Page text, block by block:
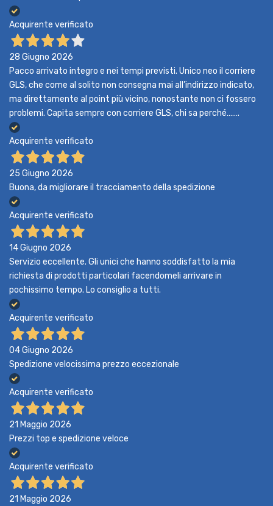
Acquirente verificato
28 Giugno 2026
Pacco arrivato integro e nei tempi previsti. Unico neo il corriere
GLS, che come al solito non consegna mai all’indirizzo indicato,
ma direttamente al point più vicino, nonostante non ci fossero
problemi. Capita sempre con corriere GLS, chi sa perché…….
Acquirente verificato
25 Giugno 2026
Buona, da migliorare il tracciamento della spedizione
Acquirente verificato
14 Giugno 2026
Servizio eccellente. Gli unici che hanno soddisfatto la mia
richiesta di prodotti particolari facendomeli arrivare in
pochissimo tempo. Lo consiglio a tutti.
Acquirente verificato
04 Giugno 2026
Spedizione velocissima prezzo eccezionale
Acquirente verificato
21 Maggio 2026
Prezzi top e spedizione veloce
Acquirente verificato
21 Maggio 2026